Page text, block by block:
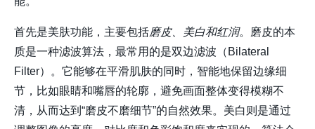
首先是美肤功能，主要包括磨皮、美白和红润。 磨皮的本
质是一种滤波算法，最常用的是双边滤波（Bilateral
Filter）。它能够在平滑肌肤的同时，智能地保留边缘细
节，比如眼睛和嘴唇的轮廓，避免画面整体变得模糊不
清，从而达到“磨皮不磨细节”的自然效果。 美白 则是通过